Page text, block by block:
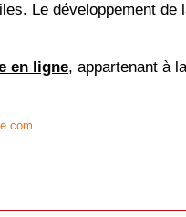
Le développement de
en ligne, appartenant à la